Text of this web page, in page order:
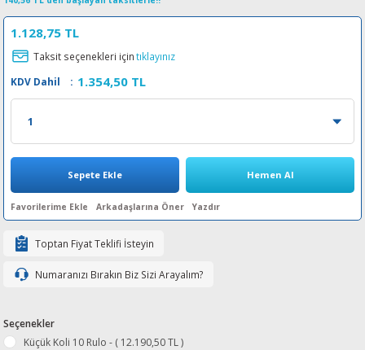
Ribon
CP
Pro
1.128,75 TL
Taksit seçenekleri içintıklayınız
KDV Dahil
: 1.354,50 TL
Sepete Ekle Hemen Al
Arkadaşlarına Öner Yazdır
Toptan Fiyat Teklifi İsteyin
Numaranızı Bırakın Biz Sizi Arayalım?
Seçenekler
Küçük Koli 10 Rulo - ( 12.190,50 TL )